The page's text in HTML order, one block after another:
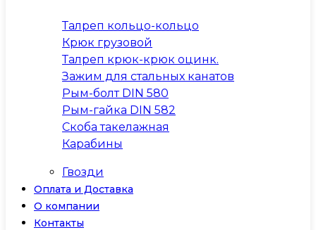
Талреп кольцо-кольцо
Крюк грузовой
Талреп крюк-крюк оцинк.
Зажим для стальных канатов
Рым-болт DIN 580
Рым-гайка DIN 582
Скоба такелажная
Карабины
Гвозди
Оплата и Доставка
О компании
Контакты